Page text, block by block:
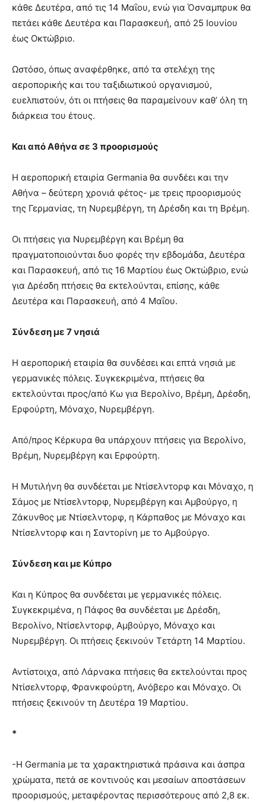
κάθε Δευτέρα, από τις 14 Μαΐου, ενώ για Όσναμπρυκ θα
πετάει κάθε Δευτέρα και Παρασκευή, από 25 Ιουνίου
έως Οκτώβριο.
Ωστόσο, όπως αναφέρθηκε, από τα στελέχη της
αεροπορικής και του ταξιδιωτικού οργανισμού,
ευελπιστούν, ότι οι πτήσεις θα παραμείνουν καθ’ όλη τη
διάρκεια του έτους.
Και από Αθήνα σε 3 προορισμούς
Η αεροπορική εταιρία Germania θα συνδέει και την
Αθήνα – δεύτερη χρονιά φέτος- με τρεις προορισμούς
της Γερμανίας, τη Νυρεμβέργη, τη Δρέσδη και τη Βρέμη.
Οι πτήσεις για Νυρεμβέργη και Βρέμη θα
πραγματοποιούνται δυο φορές την εβδομάδα, Δευτέρα
και Παρασκευή, από τις 16 Μαρτίου έως Οκτώβριο, ενώ
για Δρέσδη πτήσεις θα εκτελούνται, επίσης, κάθε
Δευτέρα και Παρασκευή, από 4 Μαΐου.
Σύνδεση με 7 νησιά
Η αεροπορική εταιρία θα συνδέσει και επτά νησιά με
γερμανικές πόλεις. Συγκεκριμένα, πτήσεις θα
εκτελούνται προς/από Κω για Βερολίνο, Βρέμη, Δρέσδη,
Ερφούρτη, Μόναχο, Νυρεμβέργη.
Από/προς Κέρκυρα θα υπάρχουν πτήσεις για Βερολίνο,
Βρέμη, Νυρεμβέργη και Ερφούρτη.
Η Μυτιλήνη θα συνδέεται με Ντίσελντορφ και Μόναχο, η
Σάμος με Ντίσελντορφ, Νυρεμβέργη και Αμβούργο, η
Ζάκυνθος με Ντίσελντορφ, η Κάρπαθος με Μόναχο και
Ντίσελντορφ και η Σαντορίνη με το Αμβούργο.
Σύνδεση και με Κύπρο
Και η Κύπρος θα συνδέεται με γερμανικές πόλεις.
Συγκεκριμένα, η Πάφος θα συνδέεται με Δρέσδη,
Βερολίνο, Ντίσελντορφ, Αμβούργο, Μόναχο και
Νυρεμβέργη. Οι πτήσεις ξεκινούν Τετάρτη 14 Μαρτίου.
Αντίστοιχα, από Λάρνακα πτήσεις θα εκτελούνται προς
Ντίσελντορφ, Φρανκφούρτη, Ανόβερο και Μόναχο. Οι
πτήσεις ξεκινούν τη Δευτέρα 19 Μαρτίου.
*
-Η Germania με τα χαρακτηριστικά πράσινα και άσπρα
χρώματα, πετά σε κοντινούς και μεσαίων αποστάσεων
προορισμούς, μεταφέροντας περισσότερους από 2,8 εκ.